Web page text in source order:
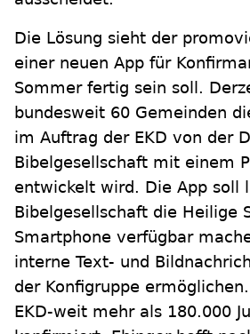
Die Lösung sieht der
einer neuen App für
Sommer fertig sein soll.
bundesweit 60 Gemeinden
im Auftrag der EKD von der
Bibelgesellschaft mit einem
entwickelt wird. Die App soll
Bibelgesellschaft die Heilige
Smartphone verfügbar
interne Text- und
der Konfigruppe
EKD-weit mehr als 180.000